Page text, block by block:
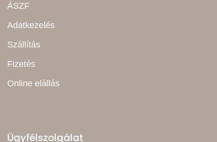
ÁSZF
Adatkezelés
Szállítás
Fizetés
Online elállás
Ügyfélszolgálat